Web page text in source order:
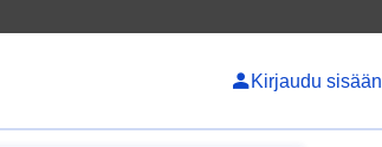
Kirjaudu sisään